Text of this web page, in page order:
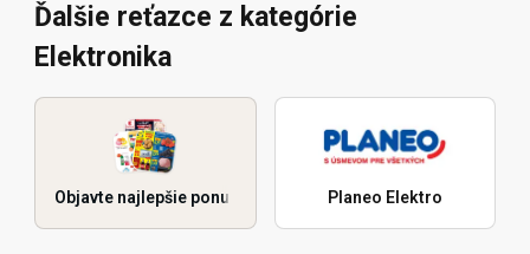
Ďalšie reťazce z kategórie
Elektronika
Objavte najlepšie ponuky Planeo Elektro